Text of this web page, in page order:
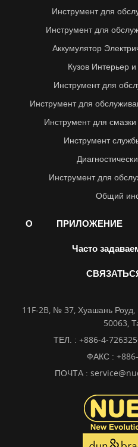
Инструмент для
Инструмент для
Аккумулятор
Кузов Интерьер
Инструмент для
Инструмент для
Инструмент для
Инструмент
Инструмент для
Общий
О ПРИЛОЖЕНИЕ
Часто
11F-2B, № 37, Хуашань Роуд,
50063,
ТЕЛ. : +886-4-
ФАКС :
ПОЧТА :